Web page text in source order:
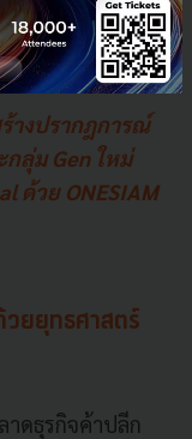
างปรากฎการณ์
กลุ่ม Gen ใหม่
ด้วย ONESIAM
วยยุทธศาสตร์
าดธุรกิจค้าปลีก